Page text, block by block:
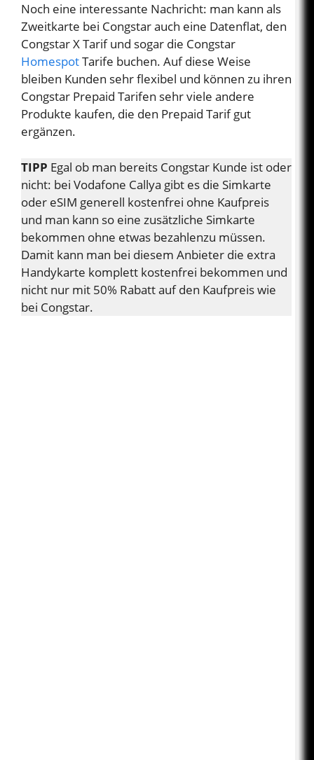
Noch eine interessante Nachricht: man kann als
Zweitkarte bei Congstar auch eine Datenflat, den
Congstar X Tarif und sogar die Congstar
HomespotTarife buchen. Auf diese Weise
bleiben Kunden sehr flexibel und können zu ihren
Congstar Prepaid Tarifen sehr viele andere
Produkte kaufen, die den Prepaid Tarif gut
ergänzen.
TIPP Egal ob man bereits Congstar Kunde ist oder
nicht: bei Vodafone Callya gibt es die Simkarte
oder eSIM generell kostenfrei ohne Kaufpreis
und man kann so eine zusätzliche Simkarte
bekommen ohne etwas bezahlenzu müssen.
Damit kann man bei diesem Anbieter die extra
Handykarte komplett kostenfrei bekommen und
nicht nur mit 50% Rabatt auf den Kaufpreis wie
bei Congstar.